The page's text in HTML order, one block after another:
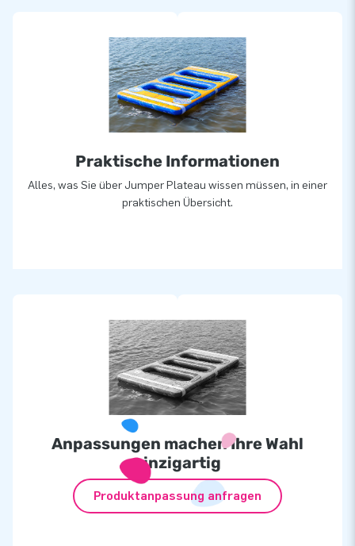
Praktische Informationen
Alles, was Sie über Jumper Plateau wissen müssen, in einer
praktischen Übersicht.
Anpassungen machen Ihre Wahl
einzigartig
Produktanpassung anfragen